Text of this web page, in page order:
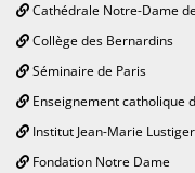
Cathédrale Notre-Dame
Collège des Bernardins
Séminaire de Paris
Enseignement catholique
Institut Jean-Marie Lustiger
Fondation Notre Dame